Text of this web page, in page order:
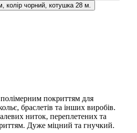
колір чорний, котушка 28 м.
покриттям для
браслетів та інших виробів.
ниток, переплетених та
Дуже міцний та гнучкий.